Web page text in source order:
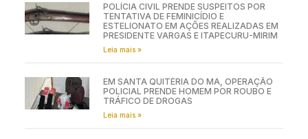
POLÍCIA CIVIL PRENDE SUSPEITOS POR
TENTATIVA DE FEMINICÍDIO E
ESTELIONATO EM AÇÕES REALIZADAS EM
PRESIDENTE VARGAS E ITAPECURU-MIRIM
Leia mais »
EM SANTA QUITÉRIA DO MA, OPERAÇÃO
POLICIAL PRENDE HOMEM POR ROUBO E
TRÁFICO DE DROGAS
Leia mais »